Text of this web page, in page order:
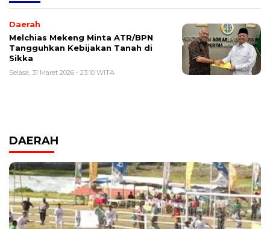
Daerah
Melchias Mekeng Minta ATR/BPN
Tangguhkan Kebijakan Tanah di
Sikka
Selasa, 31 Maret 2026 - 23:10 WITA
DAERAH